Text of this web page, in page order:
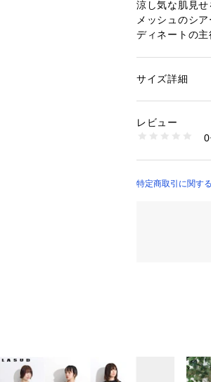
涼し気な肌見せ
メッシュのシ
ディネートの主
用できます。
袖口と裾には
レンジを楽し
スカートと合わ
性別：レディース
透け感 | あり
家庭洗濯 | 手洗
裏地 | なし
サイズ詳細
レビュー
特定商取引に関す